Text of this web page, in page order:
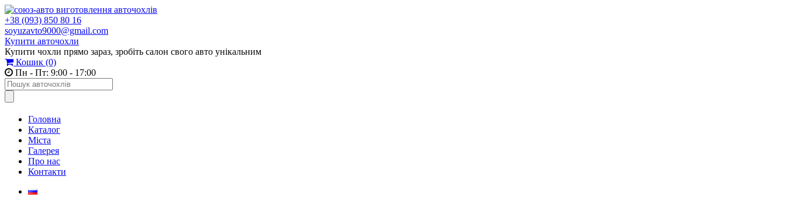
+38 (093) 850 80 16
soyuzavto9000@gmail.com
Купити авточохли
Купити чохли прямо зараз, зробіть салон свого авто унікальним
Кошик (0)
Пн - Пт: 9:00 - 17:00
Головна
Каталог
Міста
Галерея
Про нас
Контакти